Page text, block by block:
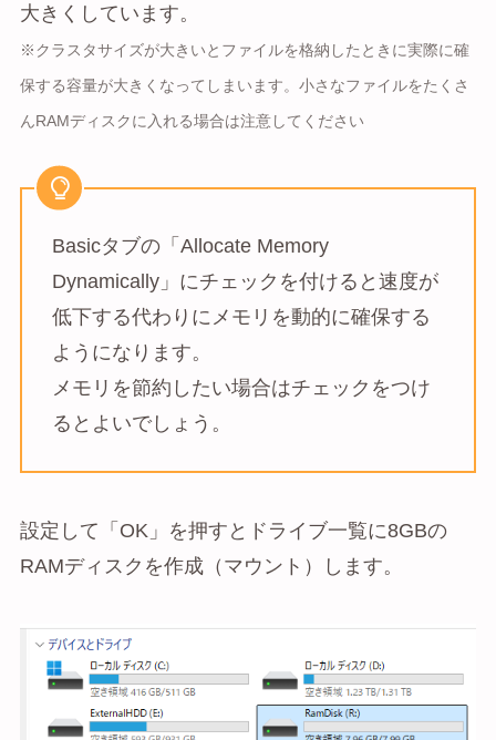
大きくしています。
※クラスタサイズが大きいとファイルを格納したときに実際に確
保する容量が大きくなってしまいます。小さなファイルをたくさ
んRAMディスクに入れる場合は注意してください
Basicタブの「Allocate Memory
Dynamically」にチェックを付けると速度が
低下する代わりにメモリを動的に確保する
ようになります。
メモリを節約したい場合はチェックをつけ
るとよいでしょう。
設定して「OK」を押すとドライブ一覧に8GBの
RAMディスクを作成（マウント）します。